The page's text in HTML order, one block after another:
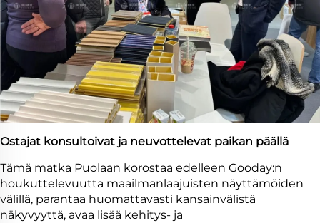
Ostajat konsultoivat ja neuvottelevat paikan päällä
Tämä matka Puolaan korostaa edelleen Gooday:n
houkuttelevuutta maailmanlaajuisten näyttämöiden
välillä, parantaa huomattavasti kansainvälistä
näkyvyyttä, avaa lisää kehitys- ja